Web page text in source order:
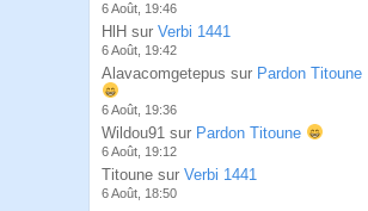
6 Août, 19:46
HlH sur Verbi 1441
6 Août, 19:42
Alavacomgetepus sur Pardon Titoune
6 Août, 19:36
Wildou91 sur Pardon Titoune
6 Août, 19:12
Titoune sur Verbi 1441
6 Août, 18:50